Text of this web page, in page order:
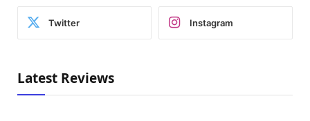
Twitter Instagram
Latest Reviews